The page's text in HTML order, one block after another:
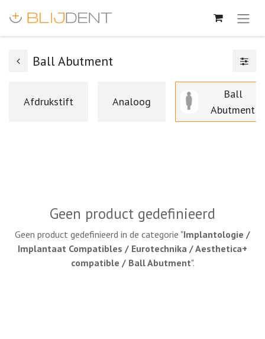
Ball Abutment
Afdrukstift Analoog
Ball
Abutment
Geen product gedefinieerd
Geen product gedefinieerd in de categorie "Implantologie /
Implantaat Compatibles / Eurotechnika / Aesthetica+
compatible / Ball Abutment".